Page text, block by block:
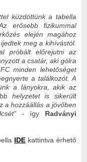
küzdöttünk a tabella
erősebb fizikummal
elején magához
meg a kihívástól.
próbált előrejutni az
a csatár, aki gólra
minden lehetőséget
a találkozót. A
a lányokra, akik az
helyzetet is sikerült
a hozzáállás a jövőben
- így Radványi
IDE kattintva érhető